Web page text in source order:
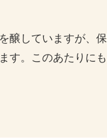
醸していますが、
す。このあたりに